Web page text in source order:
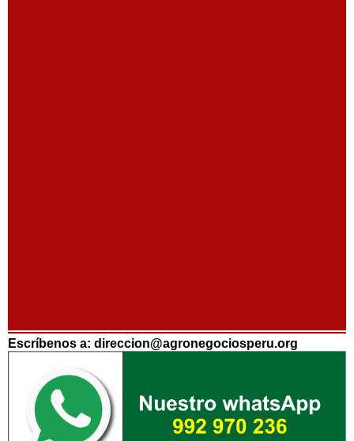
Escríbenos a: direccion@agronegociosperu.org